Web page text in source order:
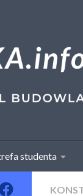
studenta